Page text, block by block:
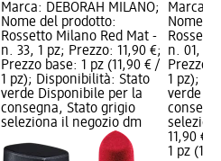
Marca: DEBORAH MILANO;
Nome del prodotto:
Rossetto Milano Red Mat -
n. 33, 1 pz; Prezzo: 11,90 €;
Prezzo base: 1 pz (11,90 € /
1 pz); Disponibilità: Stato
verde Disponibile per la
consegna, Stato grigio
seleziona il negozio dm
Marca:
Nome
n. 01, 1
Prezzo
1 pz);
verde
11,90 €
1 pz